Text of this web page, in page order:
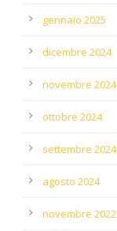
gennaio 2025
dicembre 2024
novembre 2024
ottobre 2024
settembre 2024
agosto 2024
novembre 2022